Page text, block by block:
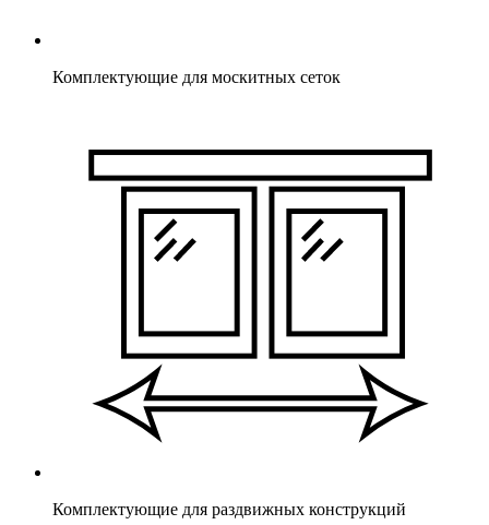
Комплектующие для москитных сеток
Комплектующие для раздвижных конструкций